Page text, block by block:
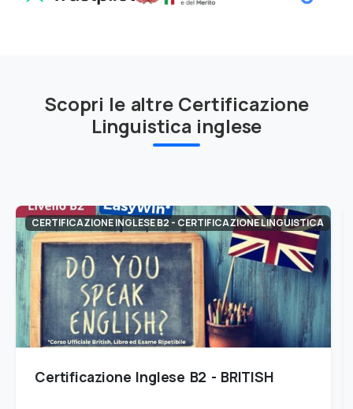
Scopri le altre Certificazione
Linguistica inglese
CERTIFICAZIONE INGLESE B2 - CERTIFICAZIONE LINGUISTICA
Certificazione Inglese B2 - BRITISH